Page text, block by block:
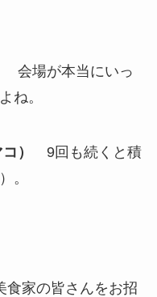
会場が本当にいっ
ね。
）
9回も続くと積
。
食家の皆さんをお招